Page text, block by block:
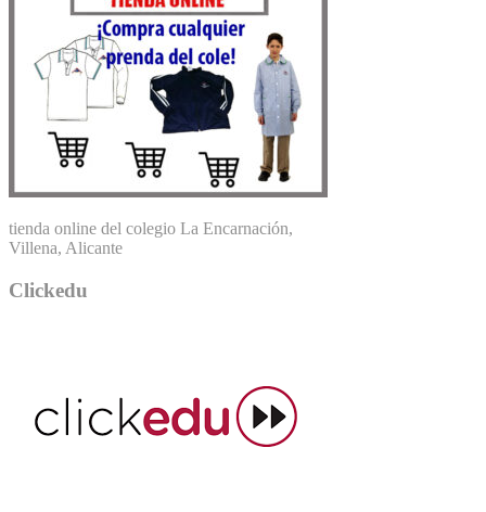
tienda online del colegio La Encarnación,
Villena, Alicante
Clickedu